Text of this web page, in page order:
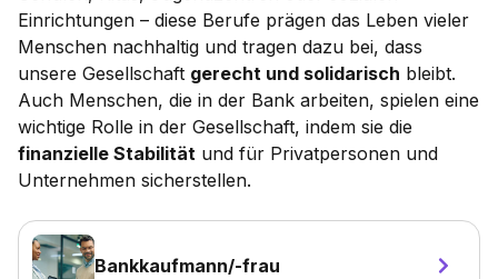
Einrichtungen – diese Berufe prägen das Leben vieler
Menschen nachhaltig und tragen dazu bei, dass
unsere Gesellschaft gerecht und solidarisch bleibt.
Auch Menschen, die in der Bank arbeiten, spielen eine
wichtige Rolle in der Gesellschaft, indem sie die
finanzielle Stabilität und für Privatpersonen und
Unternehmen sicherstellen.
Bankkaufmann/-frau